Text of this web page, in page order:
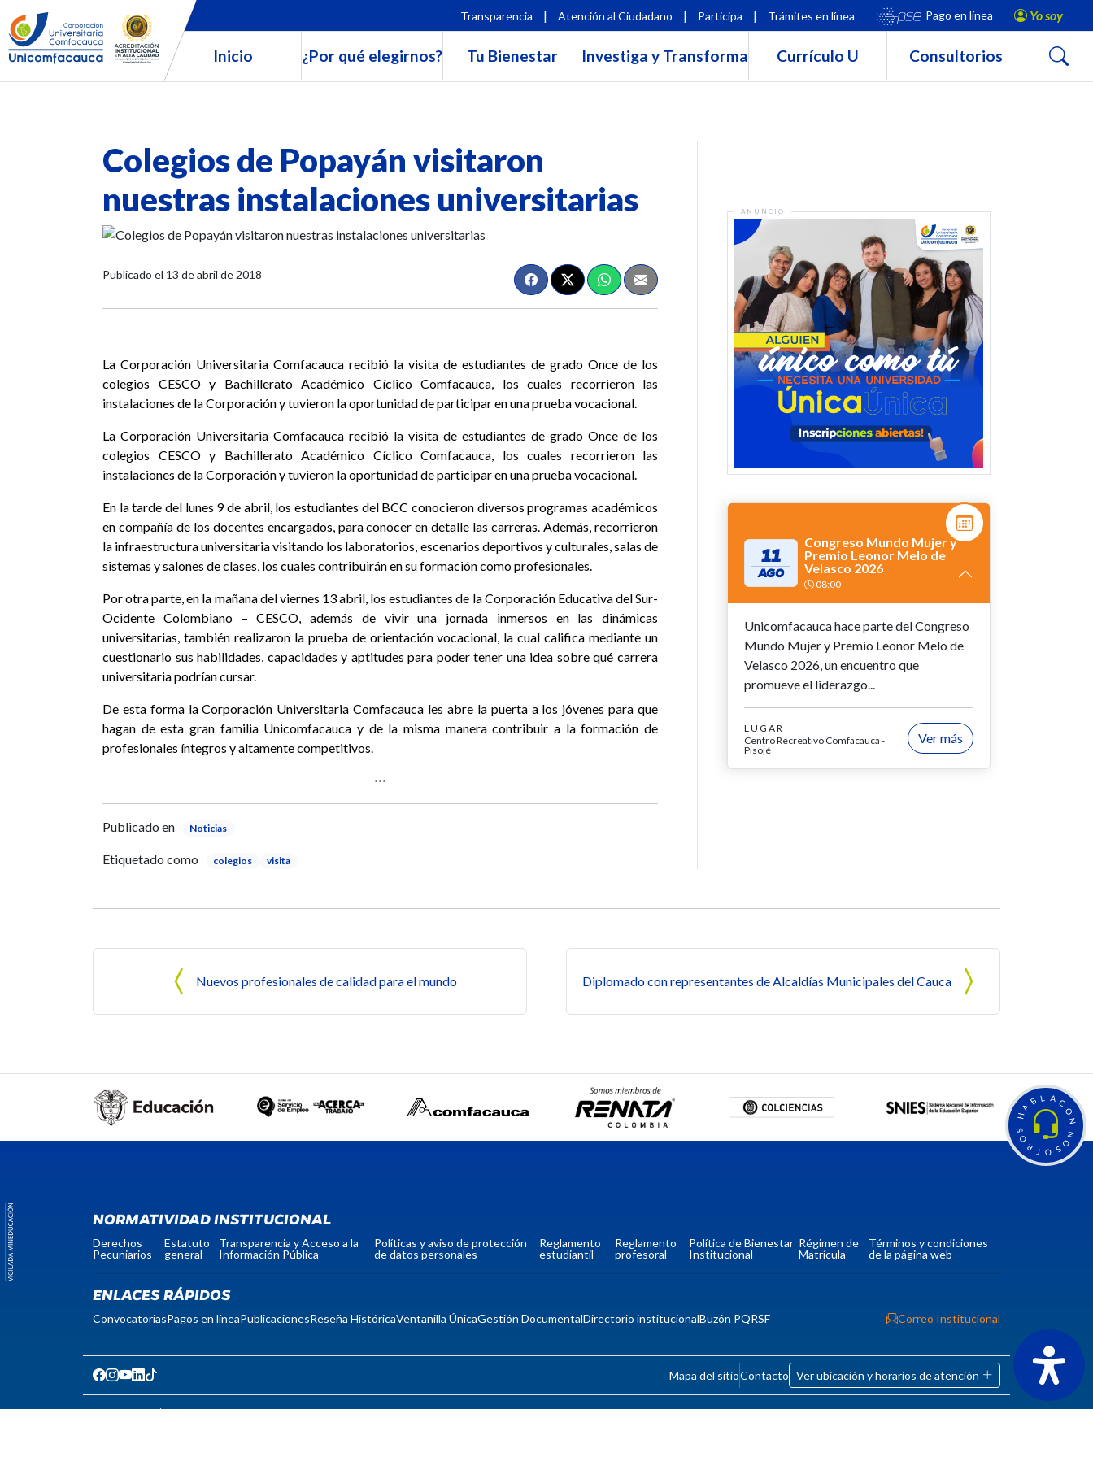
H
A
B L A C
O
N
N
O
S
O
T
R
O
S
Transparencia | Atención al Ciudadano | Participa | Trámites en línea Pago en línea Yo soy
Inicio ¿Por qué elegirnos? Tu Bienestar Investiga y Transforma Currículo U Consultorios Buscar
Colegios de Popayán visitaron
nuestras instalaciones universitarias
Publicado el 13 de abril de 2018
La Corporación Universitaria Comfacauca recibió la visita de estudiantes de grado Once de los
colegios CESCO y Bachillerato Académico Cíclico Comfacauca, los cuales recorrieron las
instalaciones de la Corporación y tuvieron la oportunidad de participar en una prueba vocacional.
La Corporación Universitaria Comfacauca recibió la visita de estudiantes de grado Once de los
colegios CESCO y Bachillerato Académico Cíclico Comfacauca, los cuales recorrieron las
instalaciones de la Corporación y tuvieron la oportunidad de participar en una prueba vocacional.
En la tarde del lunes 9 de abril, los estudiantes del BCC conocieron diversos programas académicos
en compañía de los docentes encargados, para conocer en detalle las carreras. Además, recorrieron
la infraestructura universitaria visitando los laboratorios, escenarios deportivos y culturales, salas de
sistemas y salones de clases, los cuales contribuirán en su formación como profesionales.
Por otra parte, en la mañana del viernes 13 abril, los estudiantes de la Corporación Educativa del Sur-
Ocidente Colombiano – CESCO, además de vivir una jornada inmersos en las dinámicas
universitarias, también realizaron la prueba de orientación vocacional, la cual califica mediante un
cuestionario sus habilidades, capacidades y aptitudes para poder tener una idea sobre qué carrera
universitaria podrían cursar.
De esta forma la Corporación Universitaria Comfacauca les abre la puerta a los jóvenes para que
hagan de esta gran familia Unicomfacauca y de la misma manera contribuir a la formación de
profesionales íntegros y altamente competitivos.
Publicado en Noticias
Etiquetado como colegios visita
11
AGO
Congreso Mundo Mujer y
Premio Leonor Melo de
Velasco 2026
08:00
Unicomfacauca hace parte del Congreso
Mundo Mujer y Premio Leonor Melo de
Velasco 2026, un encuentro que
promueve el liderazgo...
LUGAR
Centro Recreativo Comfacauca -
Pisojé
Ver más
Navegación de entradas
Nuevos profesionales de calidad para el mundo Diplomado con representantes de Alcaldías Municipales del Cauca
NORMATIVIDAD INSTITUCIONAL
Derechos
Pecuniarios
Estatuto
general
Transparencia y Acceso a la
Información Pública
Políticas y aviso de protección
de datos personales
Reglamento
estudiantil
Reglamento
profesoral
Política de Bienestar
Institucional
Régimen de
Matrícula
Términos y condiciones
de la página web
ENLACES RÁPIDOS
ConvocatoriasPagos en líneaPublicacionesReseña HistóricaVentanilla ÚnicaGestión DocumentalDirectorio institucionalBuzón PQRSF Correo Institucional
Mapa del sitioContacto Ver ubicación y horarios de atención